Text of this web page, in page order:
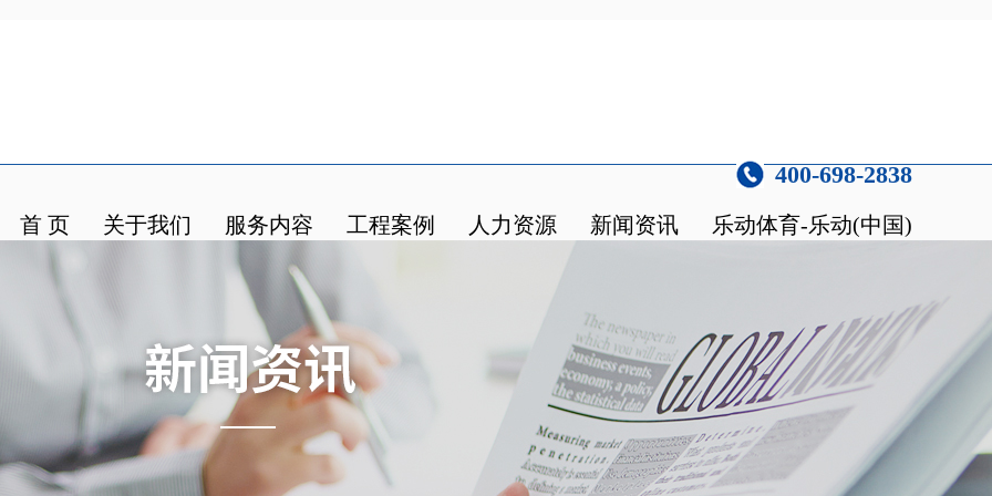
400-698-2838
首 页 关于我们 服务内容 工程案例 人力资源 新闻资讯 乐动体育-乐动(中国)